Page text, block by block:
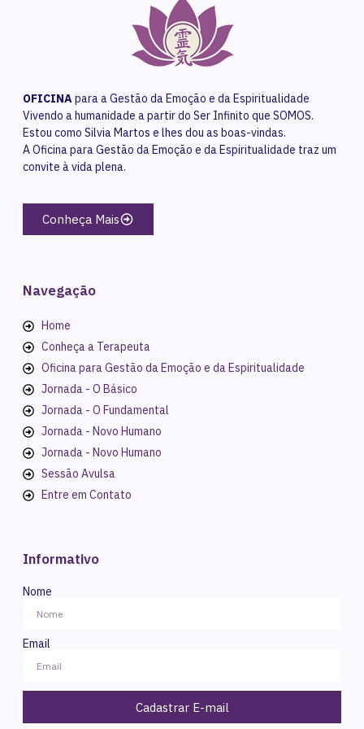
OFICINApara a Gestão da Emoção e da Espiritualidade
Vivendo a humanidade a partir do Ser Infinito que SOMOS.
Estou como Silvia Martos e lhes dou as boas-vindas.
A Oficina para Gestão da Emoção e da Espiritualidade traz um
convite à vida plena.
Conheça Mais
Navegação
Home
Conheça a Terapeuta
Oficina para Gestão da Emoção e da Espiritualidade
Jornada - O Básico
Jornada - O Fundamental
Jornada - Novo Humano
Jornada - Novo Humano
Sessão Avulsa
Entre em Contato
Informativo
Nome
Email
Cadastrar E-mail